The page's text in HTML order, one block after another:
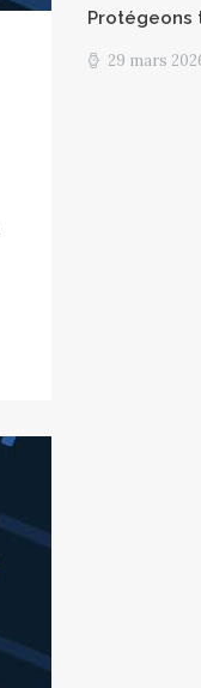
Protégeons
29 mars